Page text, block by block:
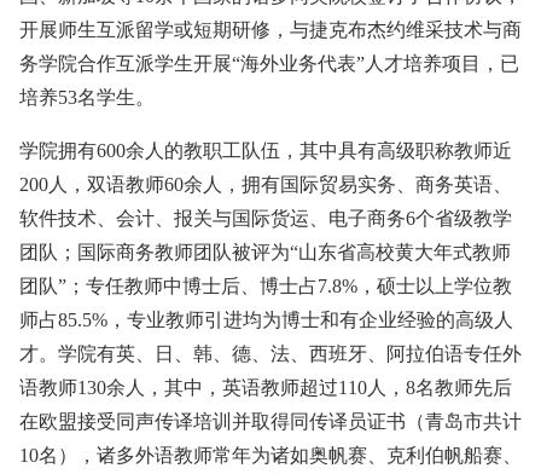
开展师生互派留学或短期研修，与捷克布杰约维采技术与商
务学院合作互派学生开展“海外业务代表”人才培养项目，已
培养53名学生。
学院拥有600余人的教职工队伍，其中具有高级职称教师近
200人，双语教师60余人，拥有国际贸易实务、商务英语、
软件技术、会计、报关与国际货运、电子商务6个省级教学
团队；国际商务教师团队被评为“山东省高校黄大年式教师
团队”；专任教师中博士后、博士占7.8%，硕士以上学位教
师占85.5%，专业教师引进均为博士和有企业经验的高级人
才。学院有英、日、韩、德、法、西班牙、阿拉伯语专任外
语教师130余人，其中，英语教师超过110人，8名教师先后
在欧盟接受同声传译培训并取得同传译员证书（青岛市共计
10名），诸多外语教师常年为诸如奥帆赛、克利伯帆船赛、